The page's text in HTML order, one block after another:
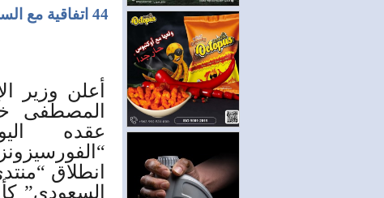
أعلن وزير
المصطفى
عقده
انطلاق
السعودي”